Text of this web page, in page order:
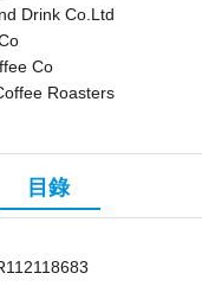
Drink Co.Ltd
Co
Roasters
目錄